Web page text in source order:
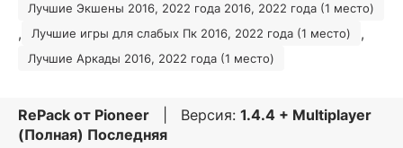
Лучшие Экшены 2016, 2022 года 2016, 2022 года (1 место)
, Лучшие игры для слабых Пк 2016, 2022 года (1 место) ,
Лучшие Аркады 2016, 2022 года (1 место)
RePack от Pioneer | Версия: 1.4.4 + Multiplayer
(Полная) Последняя